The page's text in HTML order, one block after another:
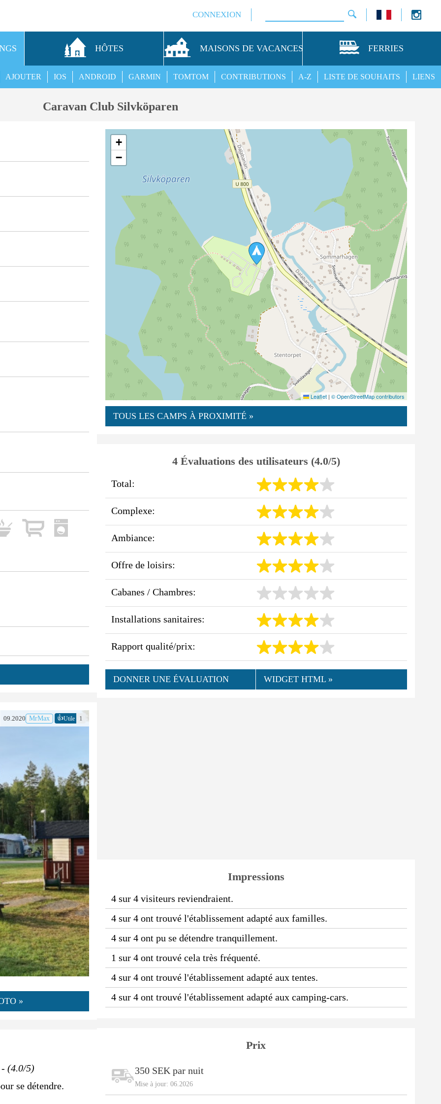
CONNEXION
HÔTES MAISONS DE VACANCES FERRIES
LIENS
LISTE DE SOUHAITS
A-Z
CONTRIBUTIONS
TOMTOM
GARMIN
ANDROID
IOS
AJOUTER
Caravan Club Silvköparen
09.2020 MrMax 👍Utile 1
»
(4.0/5)
se détendre.
+
−
Leaflet | © OpenStreetMap contributors
TOUS LES CAMPS À PROXIMITÉ »
4 Évaluations des utilisateurs (4.0/5)
Total:
Complexe:
Ambiance:
Offre de loisirs:
Cabanes / Chambres:
Installations sanitaires:
Rapport qualité/prix:
DONNER UNE ÉVALUATION WIDGET HTML »
Impressions
4 sur 4 visiteurs reviendraient.
4 sur 4 ont trouvé l'établissement adapté aux familles.
4 sur 4 ont pu se détendre tranquillement.
1 sur 4 ont trouvé cela très fréquenté.
4 sur 4 ont trouvé l'établissement adapté aux tentes.
4 sur 4 ont trouvé l'établissement adapté aux camping-cars.
Prix
350 SEK par nuit
Mise à jour: 06.2026